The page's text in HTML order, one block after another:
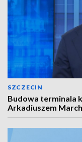
SZCZECIN
Budowa terminala
Arkadiuszem